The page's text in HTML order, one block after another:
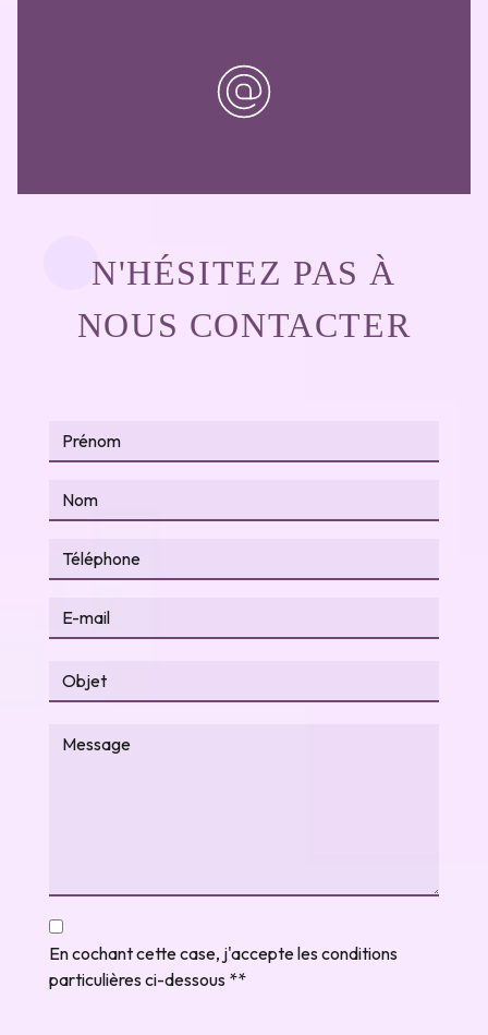
N'HÉSITEZ PAS À
NOUS CONTACTER
En cochant cette case, j'accepte les conditions
particulières ci-dessous **